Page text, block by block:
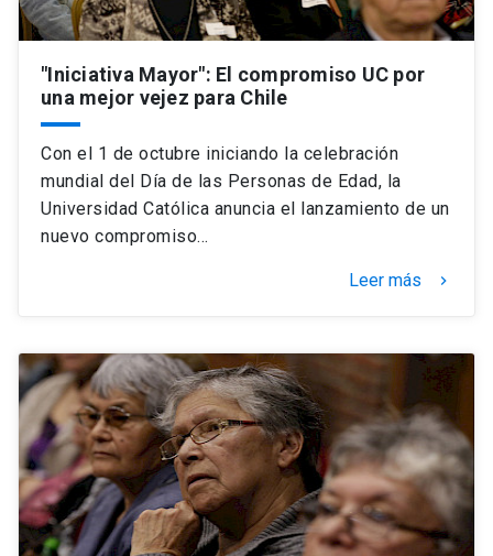
"Iniciativa Mayor": El compromiso UC por
una mejor vejez para Chile
Con el 1 de octubre iniciando la celebración
mundial del Día de las Personas de Edad, la
Universidad Católica anuncia el lanzamiento de un
nuevo compromiso…
Leer más keyboard_arrow_right